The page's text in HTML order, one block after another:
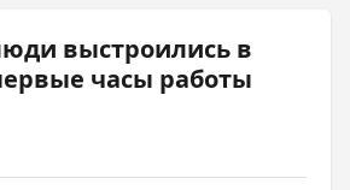
выстроились в
часы работы